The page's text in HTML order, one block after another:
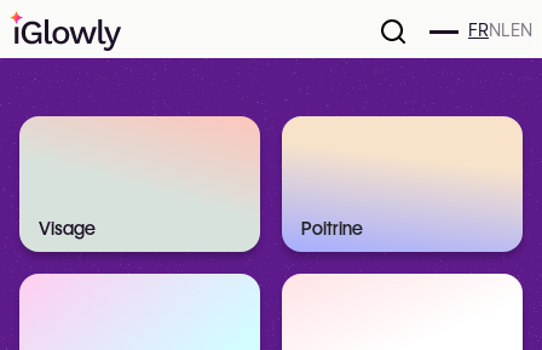
FRNL EN
Visage Poitrine